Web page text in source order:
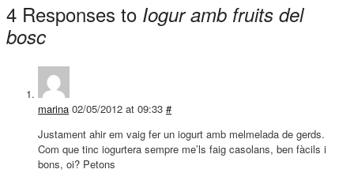
4 Responses to Iogur amb fruits del
bosc
marina 02/05/2012 at 09:33 #
Justament ahir em vaig fer un iogurt amb melmelada de gerds.
Com que tinc iogurtera sempre me’ls faig casolans, ben fàcils i
bons, oi? Petons